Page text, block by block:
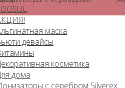
маска
девайсы
косметика
дома
с серебром Silverex